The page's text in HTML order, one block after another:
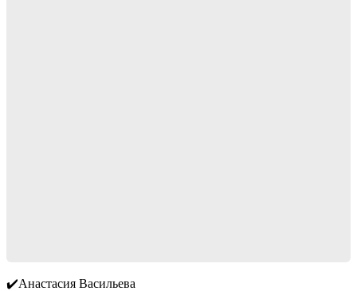
✔️Анастасия Васильева